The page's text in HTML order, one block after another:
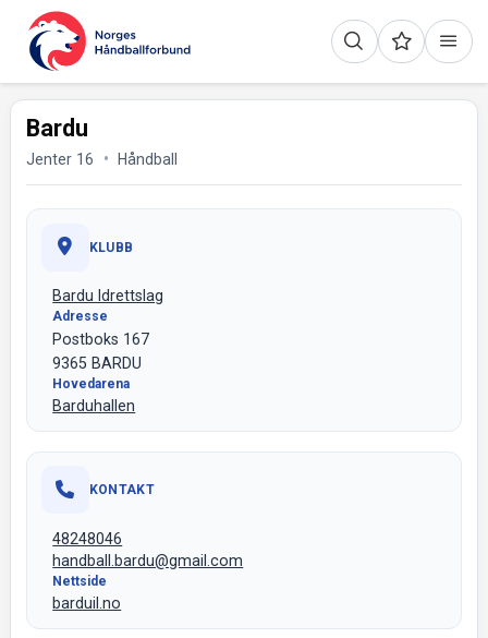
Bardu
Jenter 16 Håndball
KLUBB
Bardu Idrettslag
Adresse
Postboks 167
9365 BARDU
Hovedarena
Barduhallen
KONTAKT
48248046
handball.bardu@gmail.com
Nettside
barduil.no